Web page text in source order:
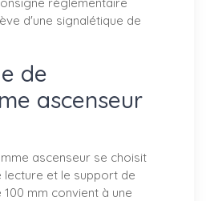
d'une signalétique de
de
ascenseur
ascenseur se choisit
lecture et le support de
mm convient à une